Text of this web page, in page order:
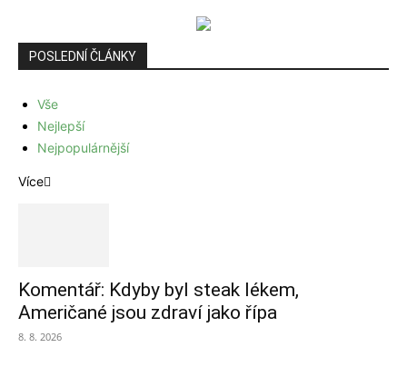
POSLEDNÍ ČLÁNKY
Vše
Nejlepší
Nejpopulárnější
Více
Komentář: Kdyby byl steak lékem,
Američané jsou zdraví jako řípa
8. 8. 2026